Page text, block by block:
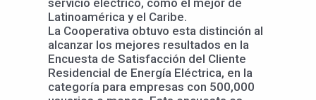
Latinoamérica y el Caribe.
La Cooperativa obtuvo esta distinción al
alcanzar los mejores resultados en la
Encuesta de Satisfacción del Cliente
Residencial de Energía Eléctrica, en la
categoría para empresas con 500,000